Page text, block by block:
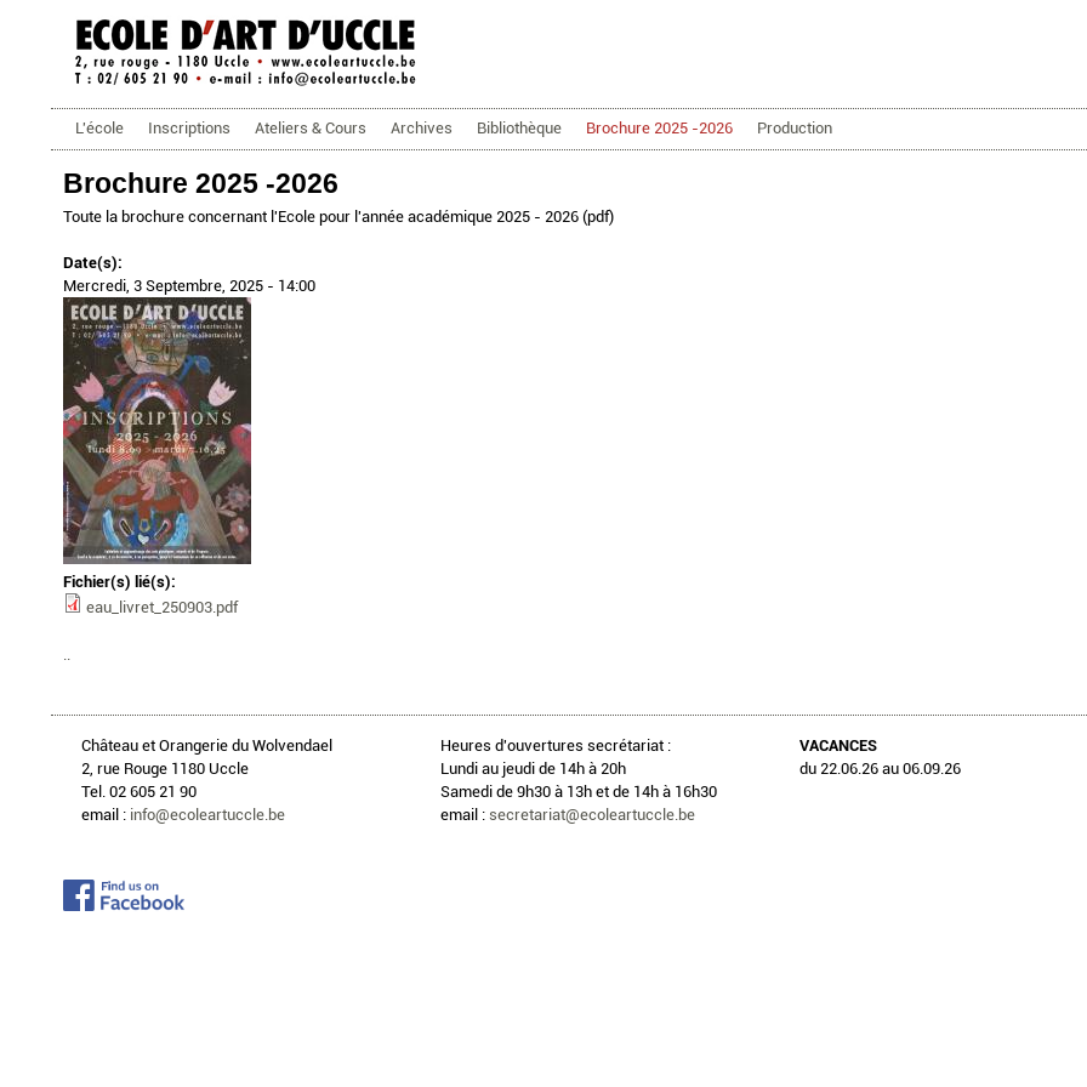
ecoleartuccle.be
Menu principal
L'école Inscriptions Ateliers & Cours Archives Bibliothèque Brochure 2025 -2026 Production
Brochure 2025 -2026
Toute la brochure concernant l'Ecole pour l'année académique 2025 - 2026 (pdf)
Date(s):
Mercredi, 3 Septembre, 2025 - 14:00
Fichier(s) lié(s):
eau_livret_250903.pdf
..
Château et Orangerie du Wolvendael
2, rue Rouge 1180 Uccle
Tel. 02 605 21 90
email : info@ecoleartuccle.be
Heures d'ouvertures secrétariat :
Lundi au jeudi de 14h à 20h
Samedi de 9h30 à 13h et de 14h à 16h30
email : secretariat@ecoleartuccle.be
VACANCES
du 22.06.26 au 06.09.26